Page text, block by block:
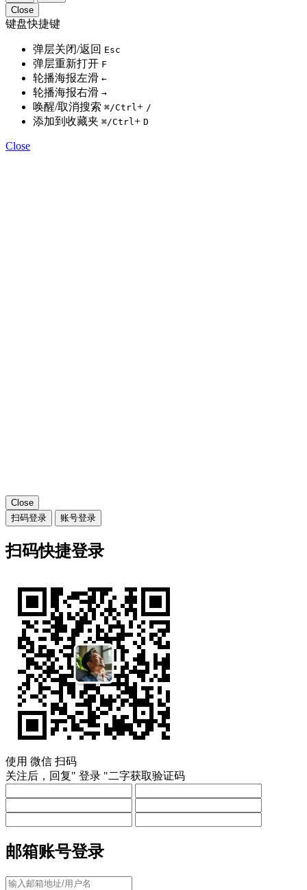
Close
键盘快捷键
弹层关闭/返回 Esc
弹层重新打开 F
轮播海报左滑 ←
轮播海报右滑 →
唤醒/取消搜索 ⌘/Ctrl + /
添加到收藏夹 ⌘/Ctrl + D
Close
Close
扫码登录
账号登录
扫码快捷登录
使用 微信 扫码
关注后，回复" 登录 "二字获取验证码
邮箱账号登录